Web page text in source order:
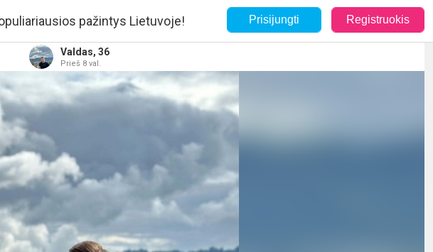
pažintys Lietuvoje! Prisijungti Registruokis
Valdas, 36
Prieš 8 val.